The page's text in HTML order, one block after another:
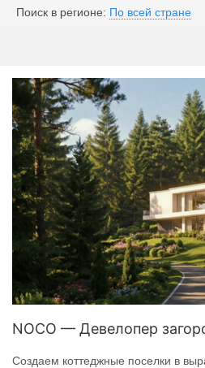
Поиск в регионе: По всей стране
NOCO — Девелопер
Создаем коттеджные поселки в